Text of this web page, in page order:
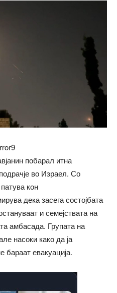
побарал итна
во Израел. Со
кон
дека засега состојбата
и семејствата на
амбасада. Групата на
насоки како да ја
бараат евакуација.